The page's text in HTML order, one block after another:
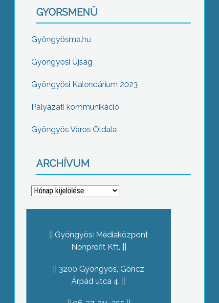
GYORSMENÜ
Gyöngyösma.hu
Gyöngyösi Újság
Gyöngyösi Kalendárium 2023
Pályázati kommunikáció
Gyöngyös Város Oldala
ARCHÍVUM
Archívum
Gyöngyösi Médiaközpont
Nonprofit Kft.
3200 Gyöngyös, Göncz
Árpád utca 4.